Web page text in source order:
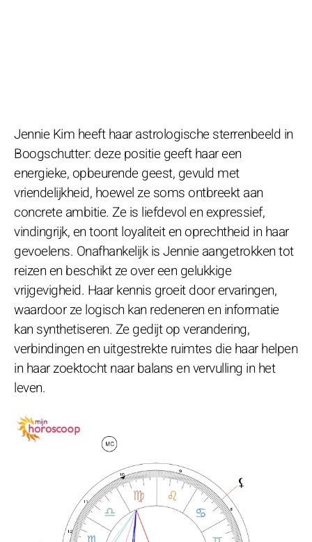
Jennie Kim heeft haar astrologische sterrenbeeld in
Boogschutter: deze positie geeft haar een
energieke, opbeurende geest, gevuld met
vriendelijkheid, hoewel ze soms ontbreekt aan
concrete ambitie. Ze is liefdevol en expressief,
vindingrijk, en toont loyaliteit en oprechtheid in haar
gevoelens. Onafhankelijk is Jennie aangetrokken tot
reizen en beschikt ze over een gelukkige
vrijgevigheid. Haar kennis groeit door ervaringen,
waardoor ze logisch kan redeneren en informatie
kan synthetiseren. Ze gedijt op verandering,
verbindingen en uitgestrekte ruimtes die haar helpen
in haar zoektocht naar balans en vervulling in het
leven.